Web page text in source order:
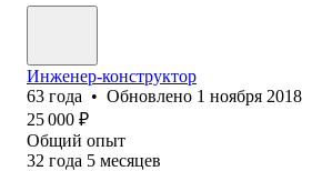
Инженер-конструктор
63 года • Обновлено 1 ноября 2018
25 000 ₽
Общий опыт
32 года 5 месяцев